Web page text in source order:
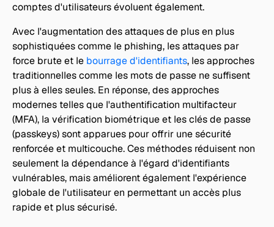
comptes d'utilisateurs évoluent également.
Avec l'augmentation des attaques de plus en plus
sophistiquées comme le phishing, les attaques par
force brute et le bourrage d'identifiants, les approches
traditionnelles comme les mots de passe ne suffisent
plus à elles seules. En réponse, des approches
modernes telles que l'authentification multifacteur
(MFA), la vérification biométrique et les clés de passe
(passkeys) sont apparues pour offrir une sécurité
renforcée et multicouche. Ces méthodes réduisent non
seulement la dépendance à l'égard d'identifiants
vulnérables, mais améliorent également l'expérience
globale de l'utilisateur en permettant un accès plus
rapide et plus sécurisé.